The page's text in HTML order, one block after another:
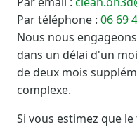
Par téléphone : 06 69
Nous nous
dans un délai d'un
de deux mois
complexe.
Si vous estimez que